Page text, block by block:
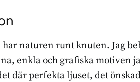
har naturen runt knuten. Jag
enkla och grafiska motiven
där perfekta ljuset, det